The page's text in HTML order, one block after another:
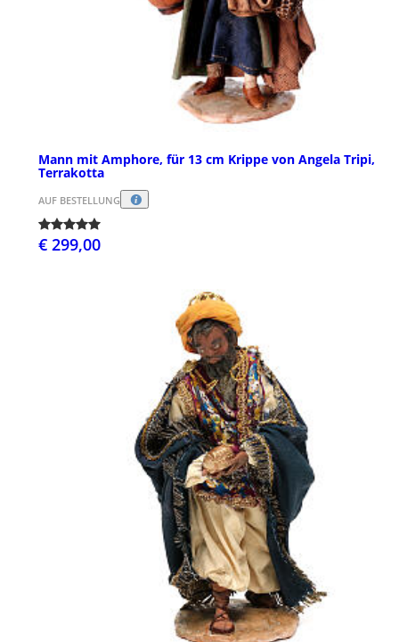
Mann mit Amphore, für 13 cm Krippe von Angela Tripi,
Terrakotta
AUF BESTELLUNG
€ 299,00